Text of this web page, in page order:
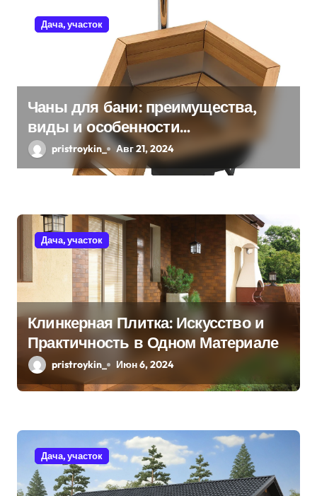
а
п
и
с
я
м
Дача, участок
Чаны для бани: преимущества,
виды и особенности
использования
pristroykin_ Авг 21, 2024
Дача, участок
Клинкерная Плитка: Искусство и
Практичность в Одном Материале
pristroykin_ Июн 6, 2024
Дача, участок